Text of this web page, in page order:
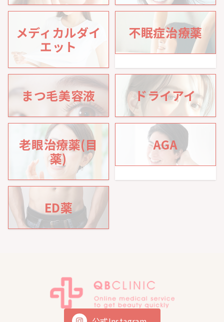
メディカルダイ
エット
不眠症治療薬
まつ毛美容液 ドライアイ
老眼治療薬(目
薬)
AGA
ED薬